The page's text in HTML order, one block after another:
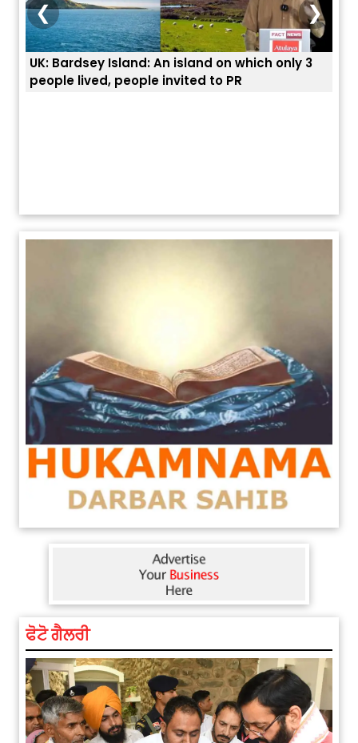
UK: Bardsey Island: An island on which only 3
people lived, people invited to PR
❮ ❯
ਫੋਟੋ ਗੈਲਰੀ